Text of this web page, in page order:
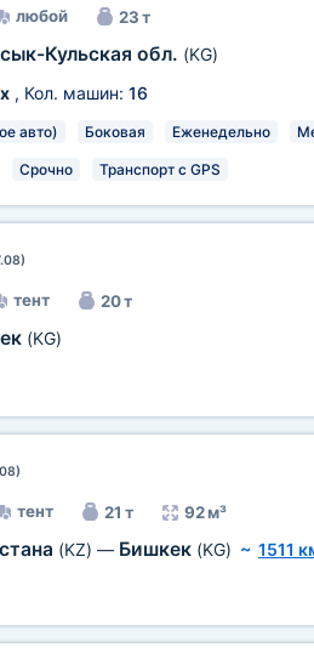
любой 23 т
Кульская обл. (KG)
, Кол. машин: 16
авто) Боковая Еженедельно
Срочно Транспорт с GPS
тент 20 т
(KG)
тент 21 т 92 м³
(KZ) — Бишкек (KG) ~ 1511